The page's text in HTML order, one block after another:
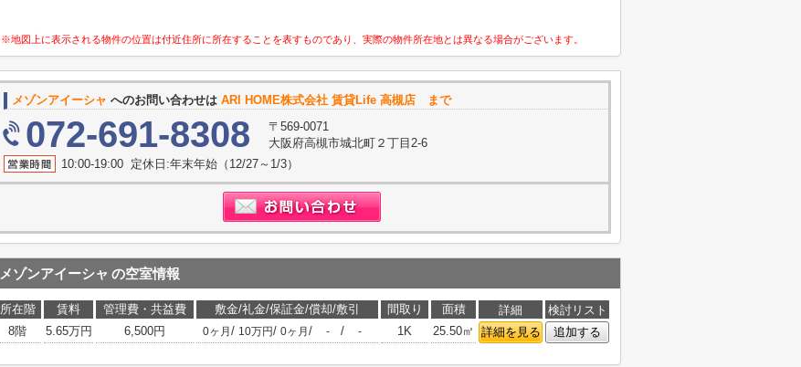
※地図上に表示される物件の位置は付近住所に所在することを表すものであり、実際の物件所在地とは異なる場合がございます。
メゾンアイーシャ へのお問い合わせは ARI HOME株式会社 賃貸Life 高槻店 まで
072-691-8308
〒569-0071
大阪府高槻市城北町２丁目2-6
10:00-19:00 定休日:年末年始（12/27～1/3）
メゾンアイーシャ の空室情報
所在階 賃料 管理費・共益費 敷金/礼金/保証金/償却/敷引 間取り 面積 詳細
検討リスト
8階
5.65万円 6,500円 0ヶ月 / 10万円/ 0ヶ月 / - / - 1K 25.50㎡ 詳細を見る 追加する